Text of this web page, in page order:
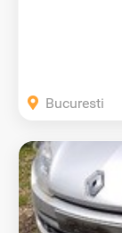
Bucuresti